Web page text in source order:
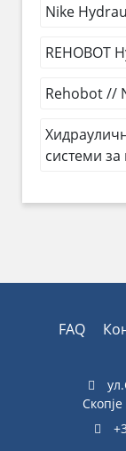
Nike
REHOBOT
Rehobot //
системи
FAQ
Скопје